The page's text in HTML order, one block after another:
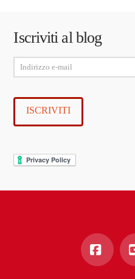
Iscriviti al blog
Indirizzo
e-
mail
ISCRIVITI